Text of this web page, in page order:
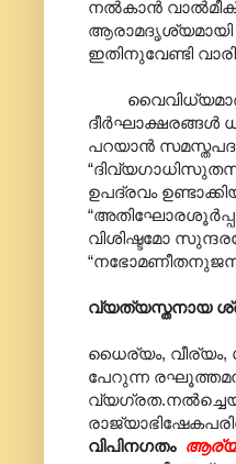
നല്‍കാന്‍
ആരാമദൃശ്യമായി
ഇതിനുവേണ്ടി
ദീർഘാക്ഷരങ്ങൾ
പറയാന്‍
ഉപദ്രവം
വിശിഷ്ടമോ
വ്യത്യസ്തനായ
ധൈര്യം,
പേറുന്ന
വിപിനഗതം